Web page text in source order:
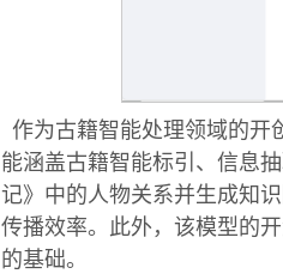
作为古籍智能处理领域的开
能涵盖古籍智能标引、信息
记》中的人物关系并生成知
传播效率。此外，该模型的
的基础。